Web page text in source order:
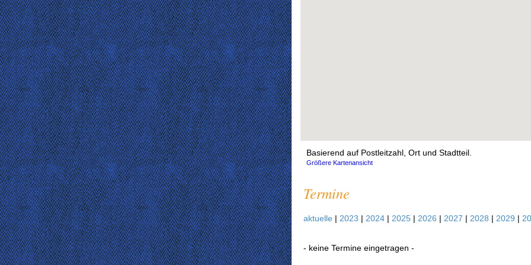
Basierend auf Postleitzahl, Ort und Stadtteil.
Größere Kartenansicht
Termine
aktuelle | 2023 | 2024 | 2025 | 2026 | 2027 | 2028 | 2029 |
- keine Termine eingetragen -